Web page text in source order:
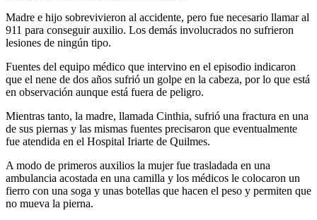
Madre e hijo sobrevivieron al accidente, pero fue necesario llamar al
911 para conseguir auxilio. Los demás involucrados no sufrieron
lesiones de ningún tipo.
Fuentes del equipo médico que intervino en el episodio indicaron
que el nene de dos años sufrió un golpe en la cabeza, por lo que está
en observación aunque está fuera de peligro.
Mientras tanto, la madre, llamada Cinthia, sufrió una fractura en una
de sus piernas y las mismas fuentes precisaron que eventualmente
fue atendida en el Hospital Iriarte de Quilmes.
A modo de primeros auxilios la mujer fue trasladada en una
ambulancia acostada en una camilla y los médicos le colocaron un
fierro con una soga y unas botellas que hacen el peso y permiten que
no mueva la pierna.